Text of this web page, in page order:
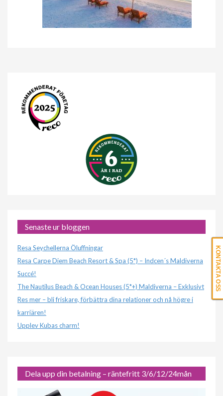
Senaste ur bloggen
Resa Seychellerna Öluffningar
Resa Carpe Diem Beach Resort & Spa (5*) – Indcen´s Maldiverna
Succé!
The Nautilus Beach & Ocean Houses (5*+) Maldiverna – Exklusivt
Res mer – bli friskare, förbättra dina relationer och nå högre i
karriären!
Upplev Kubas charm!
Dela upp din betalning – räntefritt 3/6/12/24mån
KONTAKTA OSS